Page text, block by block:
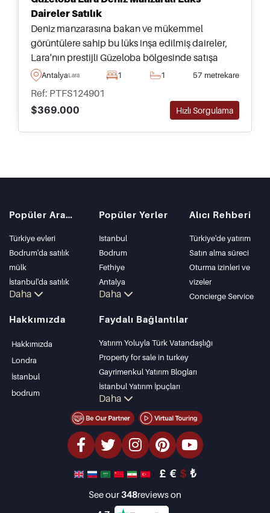
Daireler Satılık
Deniz manzarasına bakan ve mükemmel
görüntülere sahip bu lüks inşa edilmiş daireler,
Lara'nın prestijli Güzeloba bölgesinde satışa
sunulmuş olup, dükkanlar ve olanaklara sadece
AntalyaLara 1 1 57 metrekare
Ref: PTFS124901
$369.000
Hızlı Sorgulama
Popüler Aramalar
Türkiye evleri
Bodrum'da satılık
mülk
İstanbul'da satılık
daire
Bodrum Villası
Antalya'da satılık
Daha
Popüler Yerler
Istanbul
Bodrum
Fethiye
Antalya
Kalkan
Kas
Bursa
Gocek
Side
Kemer
Dalyan
Izmir
Belek
Daha
Alıcı Rehberi
Türkiye'de yatırım
Satın alma süreci
Oturma izinleri ve
vizeler
Concierge Service
Hakkımızda
Hakkımızda
Londra
İstanbul
bodrum
Faydalı Bağlantılar
Yatırım Yoluyla Türk Vatandaşlığı
Property for sale in turkey
Gayrimenkul Yatırım Blogları
İstanbul Yatırım İpuçları
PropertyTurkey TV
İstanbul Yatırım Gayrimenkulleri
Mülkünüzü Satmak
Uygun Fiyatlı Emlaklar
Denize Sıfır Tesisler
lüks Özellikler
Daha
£ € $ ₺
See our348reviews on